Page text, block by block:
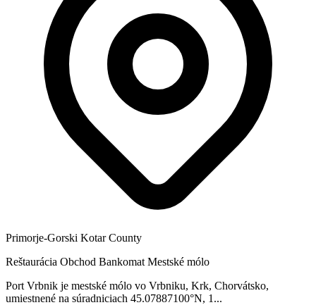
Primorje-Gorski Kotar County
Reštaurácia Obchod Bankomat Mestské mólo
Port Vrbnik je mestské mólo vo Vrbniku, Krk, Chorvátsko,
umiestnené na súradniciach 45.07887100°N, 1...